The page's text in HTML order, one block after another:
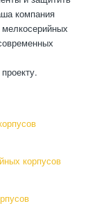
компания
корпусов